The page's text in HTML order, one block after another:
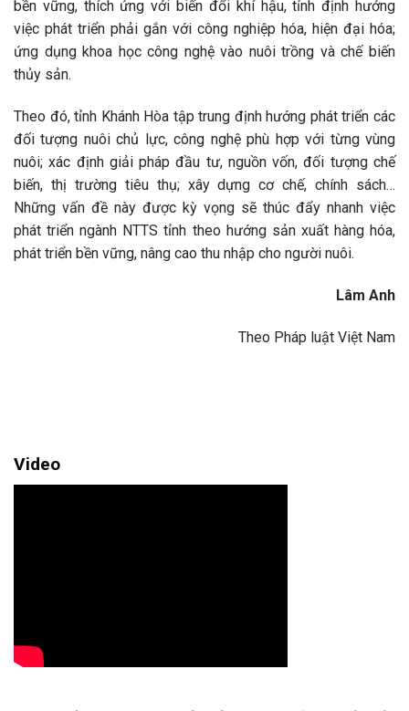
bền vững, thích ứng với biến đổi khí hậu, tỉnh định hướng
việc phát triển phải gắn với công nghiệp hóa, hiện đại hóa;
ứng dụng khoa học công nghệ vào nuôi trồng và chế biến
thủy sản.
Theo đó, tỉnh Khánh Hòa tập trung định hướng phát triển các
đối tượng nuôi chủ lực, công nghệ phù hợp với từng vùng
nuôi; xác định giải pháp đầu tư, nguồn vốn, đối tượng chế
biến, thị trường tiêu thụ; xây dựng cơ chế, chính sách…
Những vấn đề này được kỳ vọng sẽ thúc đẩy nhanh việc
phát triển ngành NTTS tỉnh theo hướng sản xuất hàng hóa,
phát triển bền vững, nâng cao thu nhập cho người nuôi.
Lâm Anh
Theo Pháp luật Việt Nam
Video